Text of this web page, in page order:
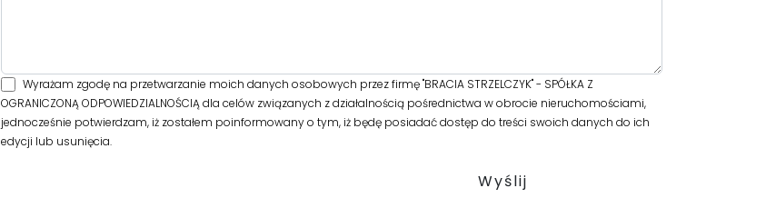
Wyrażam zgodę na przetwarzanie moich danych osobowych przez firmę "BRACIA STRZELCZYK" - SPÓŁKA Z
OGRANICZONĄ ODPOWIEDZIALNOŚCIĄ dla celów związanych z działalnością pośrednictwa w obrocie nieruchomościami,
jednocześnie potwierdzam, iż zostałem poinformowany o tym, iż będę posiadać dostęp do treści swoich danych do ich
edycji lub usunięcia.